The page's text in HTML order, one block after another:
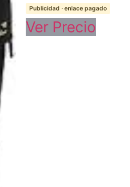
Publicidad · enlace pagado
Ver Precio